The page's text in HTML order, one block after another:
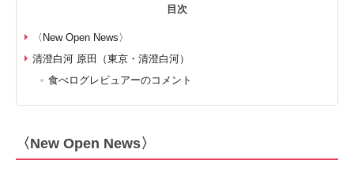
目次
〈New Open News〉
清澄白河 原田（東京・清澄白河）
食べログレビュアーのコメント
〈New Open News〉